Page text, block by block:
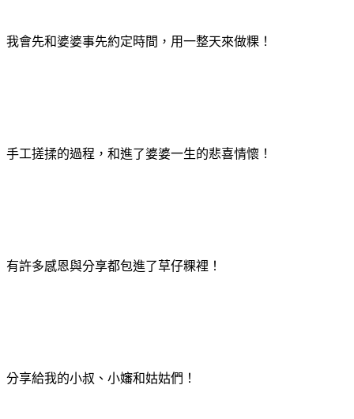
我會先和婆婆事先約定時間，用一整天來做粿！
手工搓揉的過程，和進了婆婆一生的悲喜情懷！
有許多感恩與分享都包進了草仔粿裡！
分享給我的小叔、小嬸和姑姑們！